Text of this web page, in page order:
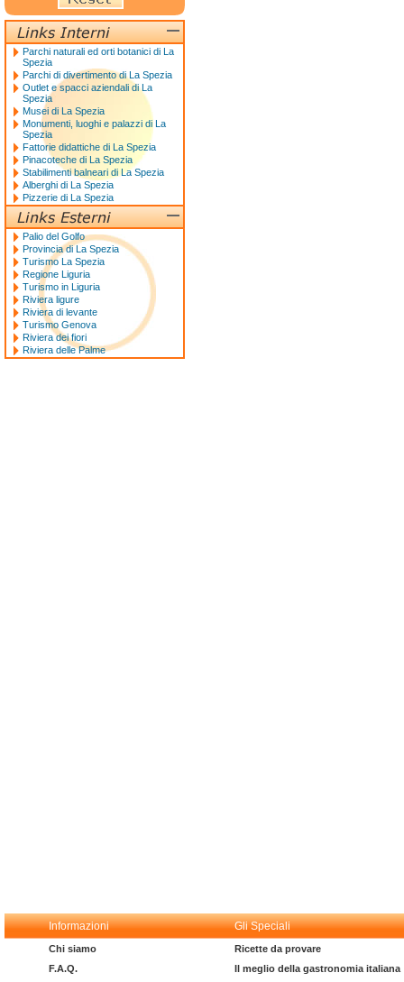
Parchi naturali ed orti botanici di La
Spezia
Parchi di divertimento di La Spezia
Outlet e spacci aziendali di La
Spezia
Musei di La Spezia
Monumenti, luoghi e palazzi di La
Spezia
Fattorie didattiche di La Spezia
Pinacoteche di La Spezia
Stabilimenti balneari di La Spezia
Alberghi di La Spezia
Pizzerie di La Spezia
Palio del Golfo
Provincia di La Spezia
Turismo La Spezia
Regione Liguria
Turismo in Liguria
Riviera ligure
Riviera di levante
Turismo Genova
Riviera dei fiori
Riviera delle Palme
Informazioni Gli Speciali
Chi siamo
F.A.Q.
Ricette da provare
Il meglio della gastronomia italiana